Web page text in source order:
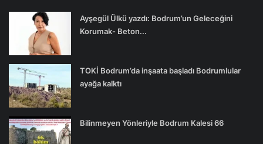
Ayşegül Ülkü yazdı: Bodrum’un Geleceğini
Korumak- Beton...
TOKİ Bodrum’da inşaata başladı Bodrumlular
ayağa kalktı
Bilinmeyen Yönleriyle Bodrum Kalesi 66